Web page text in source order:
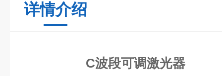
详情介绍
C波段可调激光器